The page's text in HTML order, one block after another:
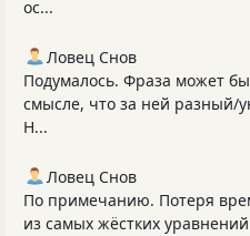
ос...
Ловец Снов
Подумалось. Фраза может
смысле, что за ней разный/
Н...
Ловец Снов
По примечанию. Потеря
из самых жёстких